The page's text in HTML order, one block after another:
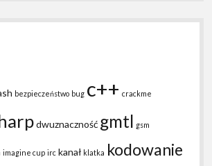
bezpieczeństwo bug c++ crackme
dwuznaczność gmtl gsm
imagine cup irc kanał klatka kodowanie